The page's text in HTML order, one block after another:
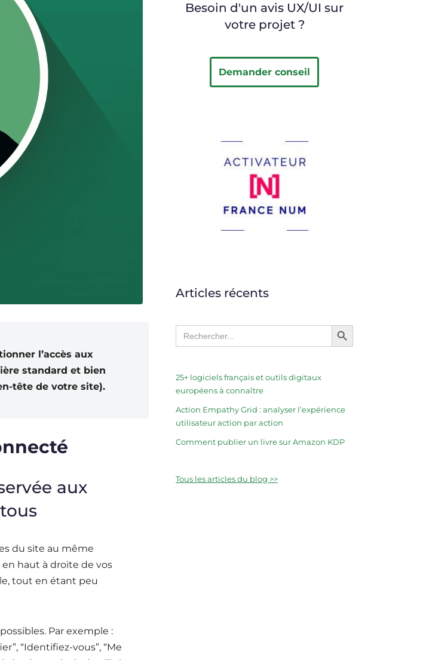
l’accès aux
standard et bien
tête de votre site).
aux
du site au même
haut à droite de vos
tout en étant peu
Par exemple :
“Identifiez-vous”, “Me
Besoin d'un avis UX/UI sur
votre projet ?
Demander conseil
Articles récents
Search
for:
Search Button
25+ logiciels français et outils digitaux
européens à connaître
Action Empathy Grid : analyser l’expérience
utilisateur action par action
Comment publier un livre sur Amazon KDP
Tous les articles du blog >>